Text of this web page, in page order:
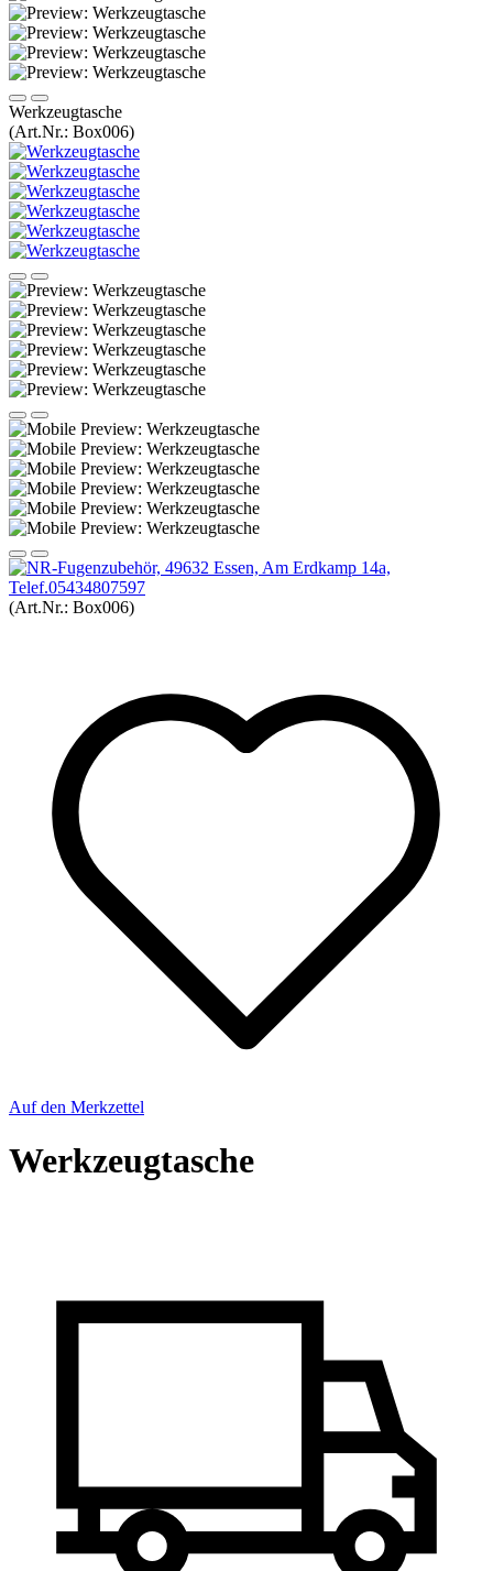
Werkzeugtasche
(Art.Nr.: Box006)
(Art.Nr.: Box006)
Auf den Merkzettel
Werkzeugtasche